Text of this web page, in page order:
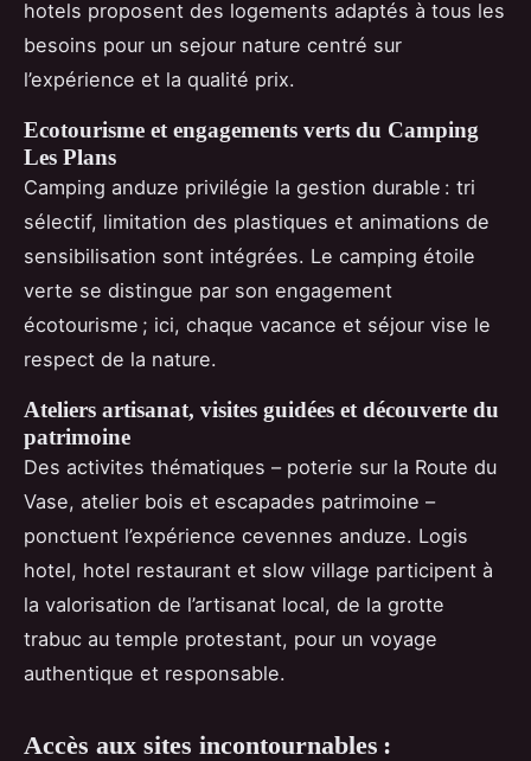
hotels proposent des logements adaptés à tous les
besoins pour un sejour nature centré sur
l’expérience et la qualité prix.
Ecotourisme et engagements verts du Camping
Les Plans
Camping anduze privilégie la gestion durable : tri
sélectif, limitation des plastiques et animations de
sensibilisation sont intégrées. Le camping étoile
verte se distingue par son engagement
écotourisme ; ici, chaque vacance et séjour vise le
respect de la nature.
Ateliers artisanat, visites guidées et découverte du
patrimoine
Des activites thématiques – poterie sur la Route du
Vase, atelier bois et escapades patrimoine –
ponctuent l’expérience cevennes anduze. Logis
hotel, hotel restaurant et slow village participent à
la valorisation de l’artisanat local, de la grotte
trabuc au temple protestant, pour un voyage
authentique et responsable.
Accès aux sites incontournables :